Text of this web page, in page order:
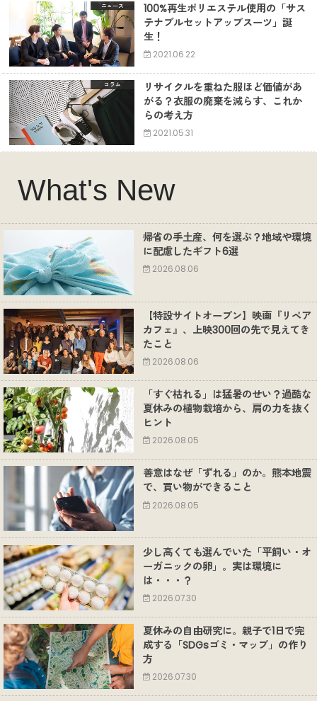
ニュース
100%再生ポリエステル使用の「サス
テナブルセットアップスーツ」誕
生！
2021.06.22
コラム
リサイクルを重ねた服ほど価値があ
がる？衣服の廃棄を減らす、これか
らの考え方
2021.05.31
What's New
帰省の手土産、何を選ぶ？地域や環境
に配慮したギフト6選
2026.08.06
【特設サイトオープン】映画『リペア
カフェ』、上映300回の先で見えてき
たこと
2026.08.06
「すぐ枯れる」は猛暑のせい？過酷な
夏休みの植物栽培から、肩の力を抜く
ヒント
2026.08.05
善意はなぜ「ずれる」のか。熊本地震
で、買い物ができること
2026.08.05
少し高くても選んでいた「平飼い・オ
ーガニックの卵」。実は環境に
は・・・？
2026.07.30
夏休みの自由研究に。親子で1日で完
成する「SDGsゴミ・マップ」の作り
方
2026.07.30